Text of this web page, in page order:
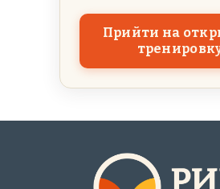
Прийти на